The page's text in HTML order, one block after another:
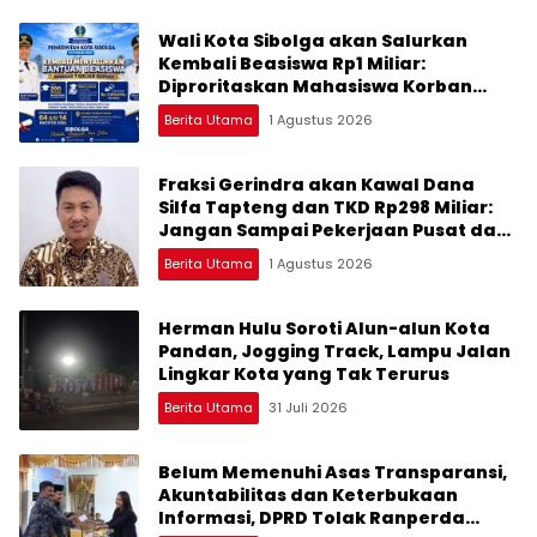
Wali Kota Sibolga akan Salurkan
Kembali Beasiswa Rp1 Miliar:
Diproritaskan Mahasiswa Korban
Bencana
Berita Utama 1 Agustus 2026
Fraksi Gerindra akan Kawal Dana
Silfa Tapteng dan TKD Rp298 Miliar:
Jangan Sampai Pekerjaan Pusat dan
Provinsi Diklaim Kerjaan Tapteng
Berita Utama 1 Agustus 2026
Herman Hulu Soroti Alun-alun Kota
Pandan, Jogging Track, Lampu Jalan
Lingkar Kota yang Tak Terurus
Berita Utama 31 Juli 2026
Belum Memenuhi Asas Transparansi,
Akuntabilitas dan Keterbukaan
Informasi, DPRD Tolak Ranperda